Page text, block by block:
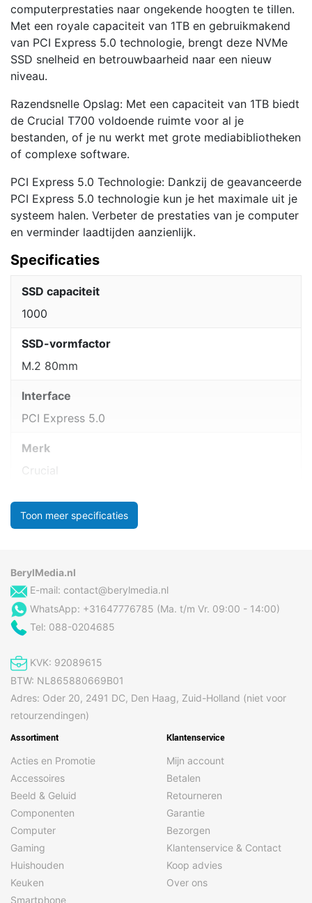
computerprestaties naar ongekende hoogten te tillen.
Met een royale capaciteit van 1TB en gebruikmakend
van PCI Express 5.0 technologie, brengt deze NVMe
SSD snelheid en betrouwbaarheid naar een nieuw
niveau.
Razendsnelle Opslag: Met een capaciteit van 1TB biedt
de Crucial T700 voldoende ruimte voor al je
bestanden, of je nu werkt met grote mediabibliotheken
of complexe software.
PCI Express 5.0 Technologie: Dankzij de geavanceerde
PCI Express 5.0 technologie kun je het maximale uit je
systeem halen. Verbeter de prestaties van je computer
en verminder laadtijden aanzienlijk.
Specificaties
SSD capaciteit
1000
SSD-vormfactor
M.2 80mm
Interface
PCI Express 5.0
Merk
Crucial
Toon meer specificaties
BerylMedia.nl
E-mail: contact@berylmedia.nl
WhatsApp: +31647776785 (Ma. t/m Vr. 09:00 - 14:00)
Tel: 088-0204685
KVK: 92089615
BTW: NL865880669B01
Adres: Oder 20, 2491 DC, Den Haag, Zuid-Holland (niet voor
retourzendingen)
Assortiment
Acties en Promotie
Accessoires
Beeld & Geluid
Componenten
Computer
Gaming
Huishouden
Keuken
Smartphone
Klantenservice
Mijn account
Betalen
Retourneren
Garantie
Bezorgen
Klantenservice & Contact
Koop advies
Over ons